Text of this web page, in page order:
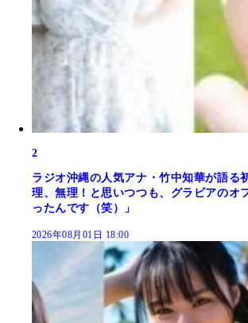
2
ラジオ沖縄の人気アナ・竹中知華が語る
理、無理！と思いつつも、グラビアのオ
ったんです（笑）」
2026年08月01日 18:00